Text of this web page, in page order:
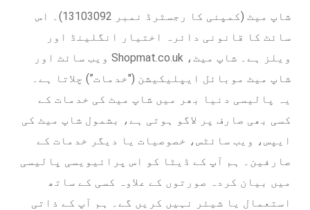
شاپ میٹ (کمپنی کا رجسٹرڈ نمبر 13103092)۔ اس
سائٹ کا قانونی دائرہ اختیار انگلینڈ اور
ویلز ہے۔ شاپ میٹ، Shopmat.co.uk ویب سائٹ اور
شاپ میٹ موبائل ایپلیکیشن ("خدمات”) چلاتا ہے۔
یہ پالیسی دنیا بھر میں شاپ میٹ کی خدمات کے
کسی بھی صارف پر لاگو ہوتی ہے، بشمول شاپ میٹ کی
ایپس، ویب سائٹس، خصوصیات یا دیگر خدمات کے
صارفین۔ ہم آپ کے ڈیٹا کو اس پرائیویسی پالیسی
میں بیان کردہ صورتوں کے علاوہ کسی کے ساتھ
استعمال یا شیئر نہیں کریں گے۔ ہم آپ کے ذاتی